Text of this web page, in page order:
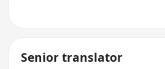
Senior translator